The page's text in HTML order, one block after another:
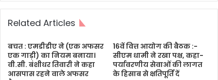
Related Articles
बचत : एमडीडीए ने (एक अफसर
एक गाड़ी) का नियम बनाया।
वी.सी. बंशीधर तिवारी ने कहा
आसपास रहने वाले अफसर
16वें वित्त आयोग की बैठक :-
सीएम धामी ने रखा पक्ष, कहा-
पर्यावरणीय सेवाओं की लागत
के हिसाब से क्षतिपूर्ति दें